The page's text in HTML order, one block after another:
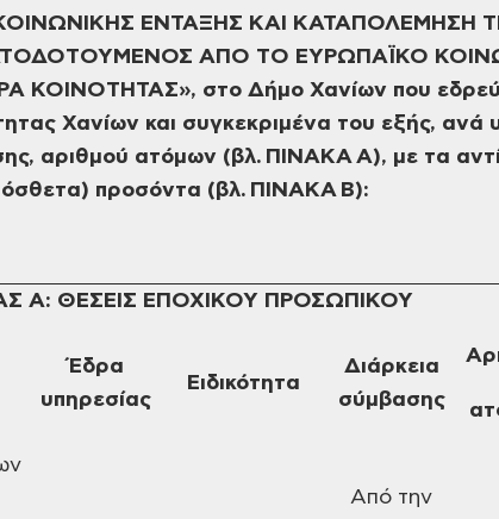
ΕΝΤΑΞΗΣ ΚΑΙ
ΚΑΤΑΠΟΛΕΜΗΣΗ
ΑΠΟ ΤΟ ΕΥΡΩΠΑΪΚΟ
ΚΟΙΝΟΤΗΤΑΣ», στο Δήμο Χανίων που
Χανίων και συγκεκριμένα του εξής, ανά
αριθμού ατόμων (βλ. ΠΙΝΑΚΑ Α), με τα
προσόντα (βλ. ΠΙΝΑΚΑ Β):
Α: ΘΕΣΕΙΣ ΕΠΟΧΙΚΟΥ ΠΡΟΣΩΠΙΚΟΥ
Έδρα
υπηρεσίας
Ειδικότητα
Διάρκεια
σύμβασης
Από την